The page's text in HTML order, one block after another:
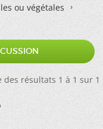
ou végétales
des résultats 1 à 1 sur 1